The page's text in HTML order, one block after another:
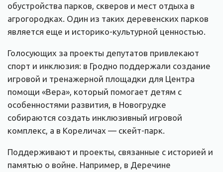
обустройства парков, скверов и мест отдыха в
агрогородках. Один из таких деревенских парков
является еще и историко-культурной ценностью.
Голосующих за проекты депутатов привлекают
спорт и инклюзия: в Гродно поддержали создание
игровой и тренажерной площадки для Центра
помощи «Вера», который помогает детям с
особенностями развития, в Новогрудке
собираются создать инклюзивный игровой
комплекс, а в Кореличах — скейт-парк.
Поддерживают и проекты, связанные с историей и
памятью о войне. Например, в Деречине